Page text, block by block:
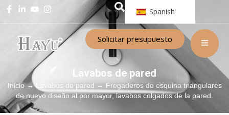
Spanish
Solicitar presupuesto
Lavabos de pared
Inicio→Lavabos de pared → Fregaderos de esquina triangulares
de nuevo diseño al por mayor, lavabos colgados de la pared.